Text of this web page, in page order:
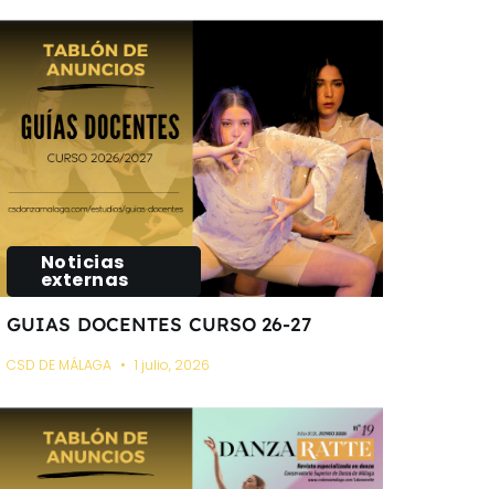
Noticias
externas
GUIAS DOCENTES CURSO 26-27
CSD DE MÁLAGA 1 julio, 2026